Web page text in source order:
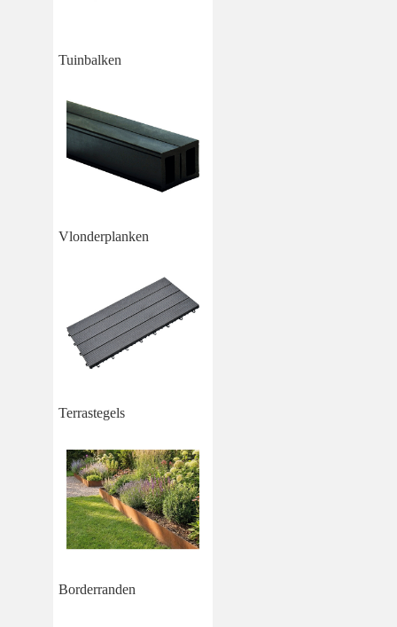
Tuinbalken
Vlonderplanken
Terrastegels
Borderranden